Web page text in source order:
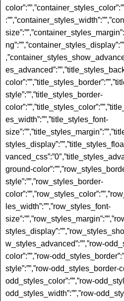
style”:””,”title_styles_border-
es_width”:””,”title_styles_font-
ground-
style”:””,”row_styles_border-
les_width”:””,”row_styles_font-
w_styles_advanced”:””,”row-
color”:””,”row-
style”:””,”row-odd_styles_border-
odd_styles_color”:””,”row-
odd_styles_width”:””,”row-